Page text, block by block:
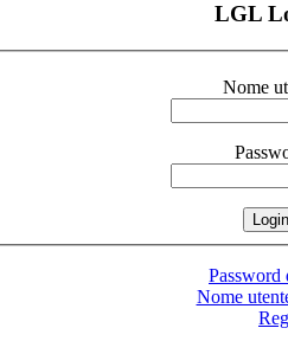
LGL
Nome
Password
Nome